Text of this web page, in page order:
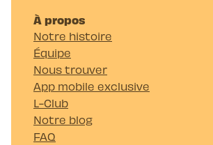
À propos
Notre histoire
Équipe
Nous trouver
App mobile exclusive
L-Club
Notre blog
FAQ